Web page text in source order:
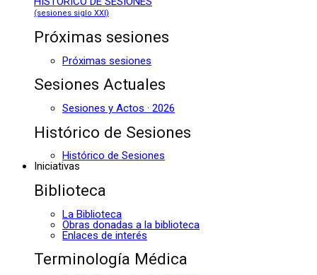
(sesiones siglo XXI)
Próximas sesiones
Próximas sesiones
Sesiones Actuales
Sesiones y Actos · 2026
Histórico de Sesiones
Histórico de Sesiones
Iniciativas
Biblioteca
La Biblioteca
Obras donadas a la biblioteca
Enlaces de interés
Terminología Médica